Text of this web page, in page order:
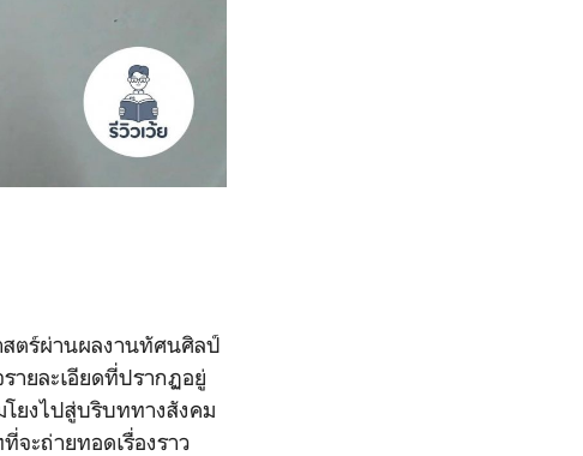
สตร์ผ่านผลงานทัศนศิลป์
ายละเอียดที่ปรากฏอยู่
ยงไปสู่บริบททางสังคม
ะถ่ายทอดเรื่องราว